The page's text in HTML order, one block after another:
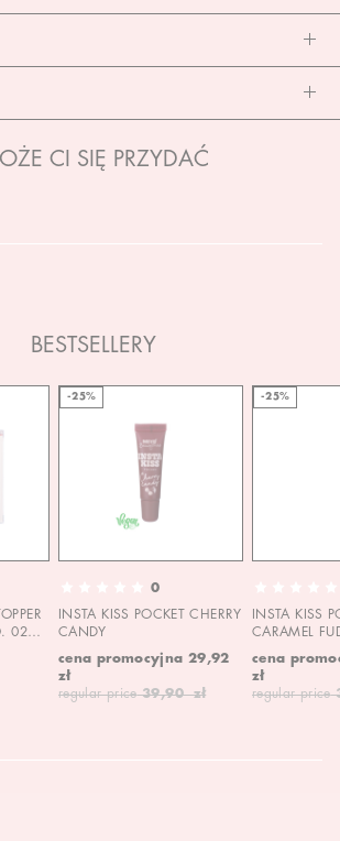
CI SIĘ PRZYDAĆ
BESTSELLERY
02
-25%
0
INSTA KISS POCKET CHERRY
CANDY
cena promocyjna 29,92
zł
regular price 39,90 zł
-25%
INSTA KISS
CARAMEL
cena
zł
regular price